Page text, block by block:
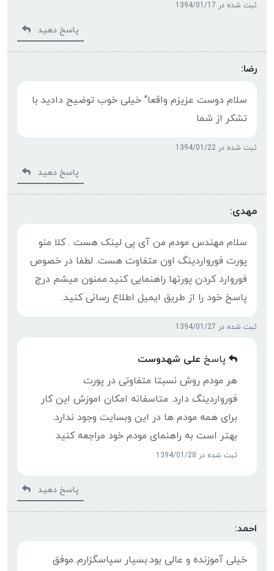
ثبت شده در 1394/01/17
پاسخ دهید
رضا:
سلام دوست عزیزم واقعا" خیلی خوب توضیح دادید با
تشکر از شما
ثبت شده در 1394/01/22
پاسخ دهید
مهدی:
سلام مهندس مودم من آی پی لینک هست . کلا منو
پورت فورواردینگ اون متفاوت هست. لطفا در خصوص
فوروارد کردن پورتها راهنمایی کنید.ممنون میشم درج
پاسخ خود را از طریق ایمیل اطلاع رسانی کنید.
ثبت شده در 1394/01/27
پاسخ علی شهدوست
هر مودم روش نسبتا متفاوتی در پورت
فورواردینگ دارد. متاسفانه امکان اموزش این کار
برای همه مودم ها در این وبسایت وجود ندارد.
بهتر است به راهنمای مودم خود مراجعه کنید
ثبت شده در 1394/01/28
پاسخ دهید
احمد:
خیلی آموزنده و عالی بود.بسیار سپاسگزارم..موفق